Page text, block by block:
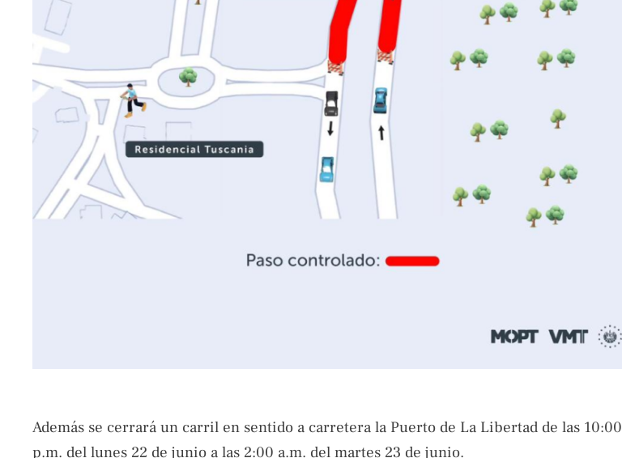
Además se cerrará un carril en sentido a carretera la Puerto de La Libertad de las 10:00
p.m. del lunes 22 de junio a las 2:00 a.m. del martes 23 de junio.